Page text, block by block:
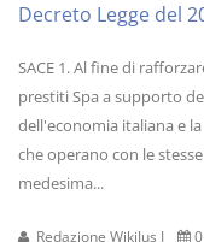
Decreto Legge del
SACE 1. Al fine di
prestiti Spa a supporto
dell'economia italiana e
che operano con le
medesima...
Redazione WikiJus I